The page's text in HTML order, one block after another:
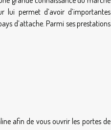
lui permet d’avoir d’importantes
d’attache. Parmi ses prestations
afin de vous ouvrir les portes de